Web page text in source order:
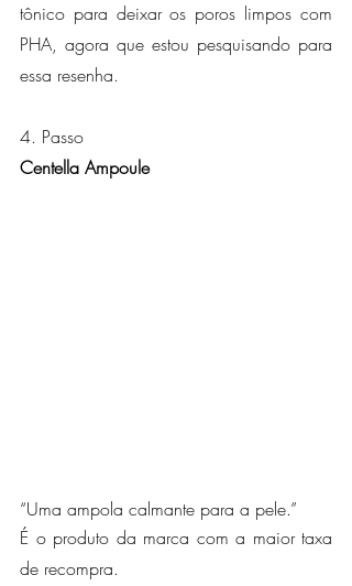
tônico para deixar os poros limpos com
PHA, agora que estou pesquisando para
essa resenha.
4. Passo
Centella Ampoule
“Uma ampola calmante para a pele.”
É o produto da marca com a maior taxa
de recompra.